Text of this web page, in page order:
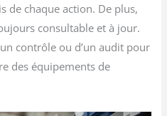
de chaque action. De plus,
consultable et à jour.
contrôle ou d’un audit pour
des équipements de